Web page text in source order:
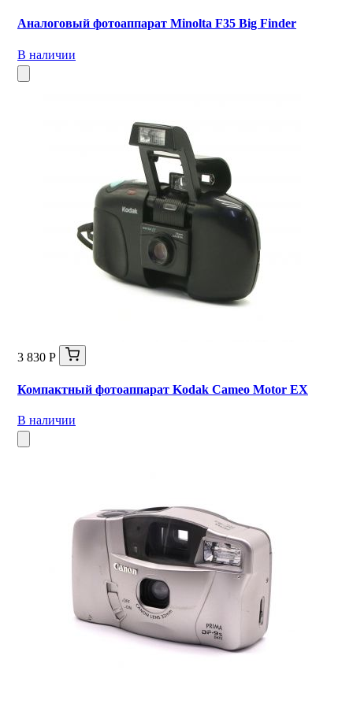
Аналоговый фотоаппарат Minolta F35 Big Finder
В наличии
3 830 Р
Компактный фотоаппарат Kodak Cameo Motor EX
В наличии